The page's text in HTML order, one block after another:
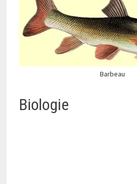
Barbeau
Biologie